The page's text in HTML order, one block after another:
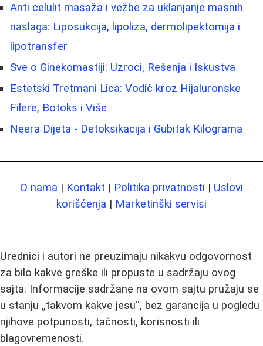
Anti celulit masaža i vežbe za uklanjanje masnih
naslaga: Liposukcija, lipoliza, dermolipektomija i
lipotransfer
Sve o Ginekomastiji: Uzroci, Rešenja i Iskustva
Estetski Tretmani Lica: Vodič kroz Hijaluronske
Filere, Botoks i Više
Neera Dijeta - Detoksikacija i Gubitak Kilograma
O nama | Kontakt | Politika privatnosti | Uslovi
korišćenja | Marketinški servisi
Urednici i autori ne preuzimaju nikakvu odgovornost
za bilo kakve greške ili propuste u sadržaju ovog
sajta. Informacije sadržane na ovom sajtu pružaju se
u stanju „takvom kakve jesu“, bez garancija u pogledu
njihove potpunosti, tačnosti, korisnosti ili
blagovremenosti.